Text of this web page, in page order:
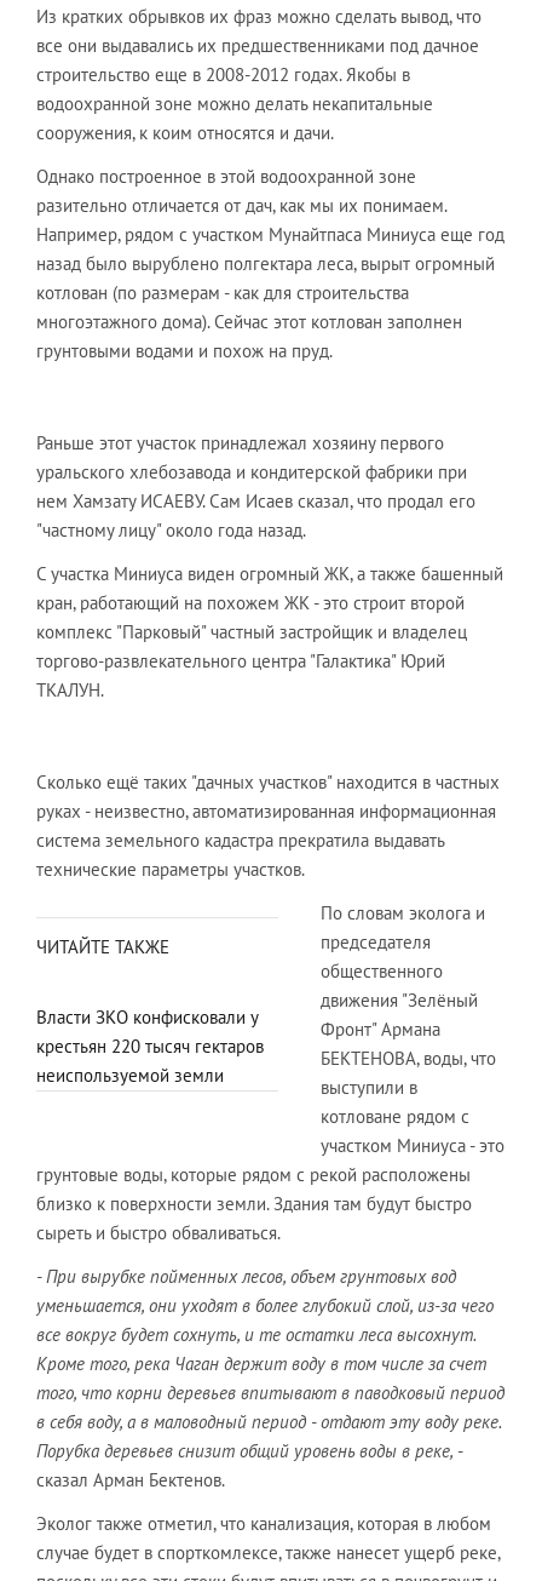
Из кратких обрывков их фраз можно сделать вывод, что
все они выдавались их предшественниками под дачное
строительство еще в 2008-2012 годах. Якобы в
водоохранной зоне можно делать некапитальные
сооружения, к коим относятся и дачи.
Однако построенное в этой водоохранной зоне
разительно отличается от дач, как мы их понимаем.
Например, рядом с участком Мунайтпаса Миниуса еще год
назад было вырублено полгектара леса, вырыт огромный
котлован (по размерам - как для строительства
многоэтажного дома). Сейчас этот котлован заполнен
грунтовыми водами и похож на пруд.
Раньше этот участок принадлежал хозяину первого
уральского хлебозавода и кондитерской фабрики при
нем Хамзату ИСАЕВУ. Сам Исаев сказал, что продал его
"частному лицу" около года назад.
С участка Миниуса виден огромный ЖК, а также башенный
кран, работающий на похожем ЖК - это строит второй
комплекс "Парковый" частный застройщик и владелец
торгово-развлекательного центра "Галактика" Юрий
ТКАЛУН.
Сколько ещё таких "дачных участков" находится в частных
руках - неизвестно, автоматизированная информационная
система земельного кадастра прекратила выдавать
технические параметры участков.
ЧИТАЙТЕ ТАКЖЕ
Власти ЗКО конфисковали у
крестьян 220 тысяч гектаров
неиспользуемой земли
По словам эколога и
председателя
общественного
движения "Зелёный
Фронт" Армана
БЕКТЕНОВА, воды, что
выступили в
котловане рядом с
участком Миниуса - это
грунтовые воды, которые рядом с рекой расположены
близко к поверхности земли. Здания там будут быстро
сыреть и быстро обваливаться.
- При вырубке пойменных лесов, объем грунтовых вод
уменьшается, они уходят в более глубокий слой, из-за чего
все вокруг будет сохнуть, и те остатки леса высохнут.
Кроме того, река Чаган держит воду в том числе за счет
того, что корни деревьев впитывают в паводковый период
в себя воду, а в маловодный период - отдают эту воду реке.
Порубка деревьев снизит общий уровень воды в реке, -
сказал Арман Бектенов.
Эколог также отметил, что канализация, которая в любом
случае будет в спорткомлексе, также нанесет ущерб реке,